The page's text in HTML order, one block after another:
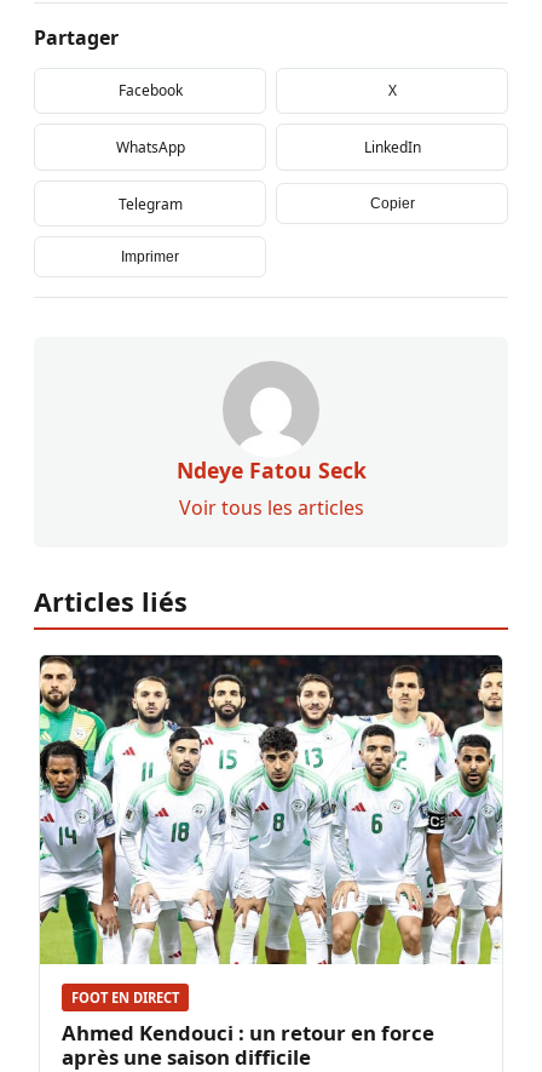
Partager
Facebook X
WhatsApp LinkedIn
Telegram Copier
Imprimer
Ndeye Fatou Seck
Voir tous les articles
Articles liés
FOOT EN DIRECT
Ahmed Kendouci : un retour en force
après une saison difficile